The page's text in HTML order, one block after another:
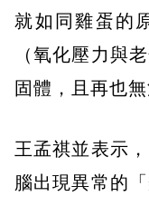
就如同雞蛋的
（氧化壓力與
固體，且再也無
王孟祺並表示
腦出現異常的